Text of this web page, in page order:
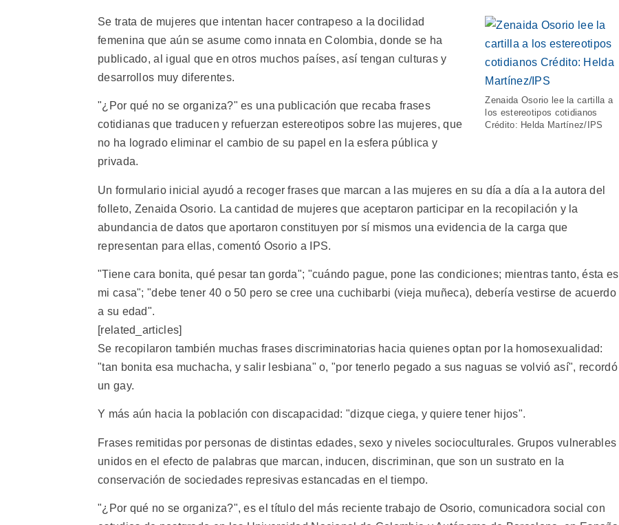
Zenaida Osorio lee la cartilla a
los estereotipos cotidianos
Crédito: Helda Martínez/IPS
Se trata de mujeres que intentan hacer contrapeso a la docilidad
femenina que aún se asume como innata en Colombia, donde se ha
publicado, al igual que en otros muchos países, así tengan culturas y
desarrollos muy diferentes.
"¿Por qué no se organiza?" es una publicación que recaba frases
cotidianas que traducen y refuerzan estereotipos sobre las mujeres, que
no ha logrado eliminar el cambio de su papel en la esfera pública y
privada.
Un formulario inicial ayudó a recoger frases que marcan a las mujeres en su día a día a la autora del
folleto, Zenaida Osorio. La cantidad de mujeres que aceptaron participar en la recopilación y la
abundancia de datos que aportaron constituyen por sí mismos una evidencia de la carga que
representan para ellas, comentó Osorio a IPS.
"Tiene cara bonita, qué pesar tan gorda"; "cuándo pague, pone las condiciones; mientras tanto, ésta es
mi casa"; "debe tener 40 o 50 pero se cree una cuchibarbi (vieja muñeca), debería vestirse de acuerdo
a su edad".
[related_articles]
Se recopilaron también muchas frases discriminatorias hacia quienes optan por la homosexualidad:
"tan bonita esa muchacha, y salir lesbiana" o, "por tenerlo pegado a sus naguas se volvió así", recordó
un gay.
Y más aún hacia la población con discapacidad: "dizque ciega, y quiere tener hijos".
Frases remitidas por personas de distintas edades, sexo y niveles socioculturales. Grupos vulnerables
unidos en el efecto de palabras que marcan, inducen, discriminan, que son un sustrato en la
conservación de sociedades represivas estancadas en el tiempo.
"¿Por qué no se organiza?", es el título del más reciente trabajo de Osorio, comunicadora social con